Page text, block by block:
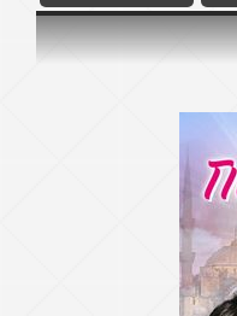
45 серия